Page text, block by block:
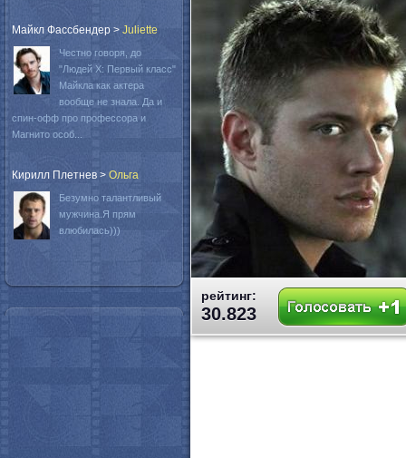
рейтинг:
30.823
Майкл Фассбендер > Juliette
Честно говоря, до
"Людей Х: Первый класс"
Майкла как актера
вообще не знала. Да и
спин-офф про профессора и
Магнито особ...
Кирилл Плетнев > Oльга
Безумно талантливый
мужчина.Я прям
влюбилась)))